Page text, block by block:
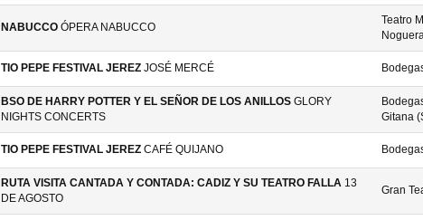
NABUCCO ÓPERA NABUCCO
Teatro
TIO PEPE FESTIVAL JEREZ JOSÉ MERCÉ
BSO DE HARRY POTTER Y EL SEÑOR DE LOS ANILLOS GLORY
NIGHTS CONCERTS
Gitana
TIO PEPE FESTIVAL JEREZ CAFÉ QUIJANO
RUTA VISITA CANTADA Y CONTADA: CADIZ Y SU TEATRO FALLA 13
DE AGOSTO
Gran